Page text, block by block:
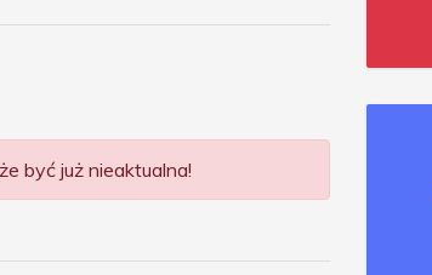
być już nieaktualna!